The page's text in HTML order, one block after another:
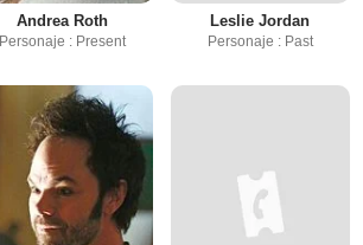
Andrea Roth
Personaje : Present
Leslie Jordan
Personaje : Past